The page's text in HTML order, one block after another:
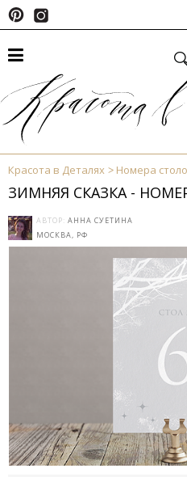
Красота в Деталях Номера
ЗИМНЯЯ СКАЗКА -
АВТОР: АННА СУЕТИНА
МОСКВА, РФ